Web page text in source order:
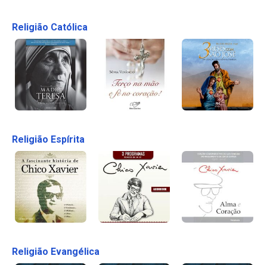
Religião Católica
Religião Espírita
Religião Evangélica